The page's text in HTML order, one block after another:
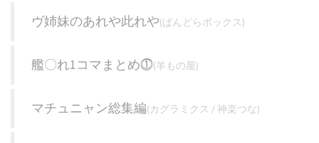
ヴ姉妹のあれや此れや(ぱんどらボックス)
艦〇れ1コマまとめ⓵(羊もの屋)
マチュニャン総集編(カグラミクス / 神楽つな)